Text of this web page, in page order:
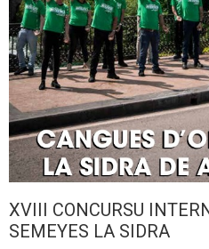
XVIII CONCURSU
SEMEYES LA SIDRA